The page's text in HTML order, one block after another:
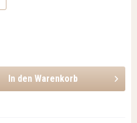
In den Warenkorb